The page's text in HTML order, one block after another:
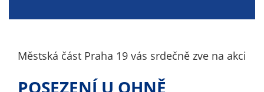
Městská část Praha 19 vás srdečně zve na akci
technických
tohoto důvodu
technické